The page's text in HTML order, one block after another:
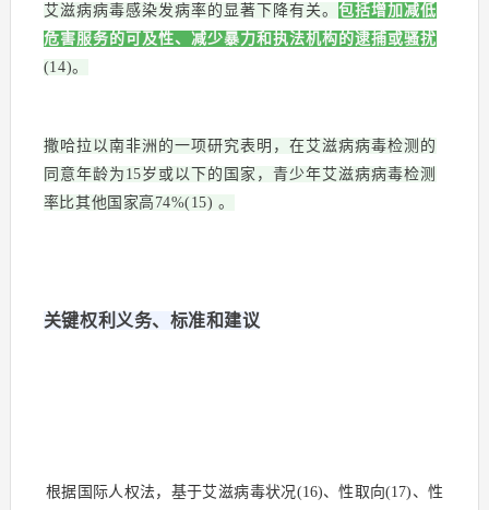
艾滋病病毒感染发病率的显著下降有关。包括增加减低
危害服务的可及性、减少暴力和执法机构的逮捕或骚扰
(14)。
撒哈拉以南非洲的一项研究表明，在艾滋病病毒检测的
同意年龄为15岁或以下的国家，青少年艾滋病病毒检测
率比其他国家高74%(15) 。
关键权利义务、标准和建议
根据国际人权法，基于艾滋病毒状况(16)、性取向(17)、性